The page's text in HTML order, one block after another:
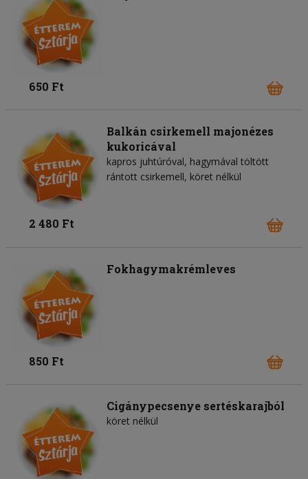
650 Ft
Balkán csirkemell majonézes
kukoricával
kapros juhtúróval, hagymával töltött
rántott csirkemell, köret nélkül
2 480 Ft
Fokhagymakrémleves
850 Ft
Cigánypecsenye sertéskarajból
köret nélkül